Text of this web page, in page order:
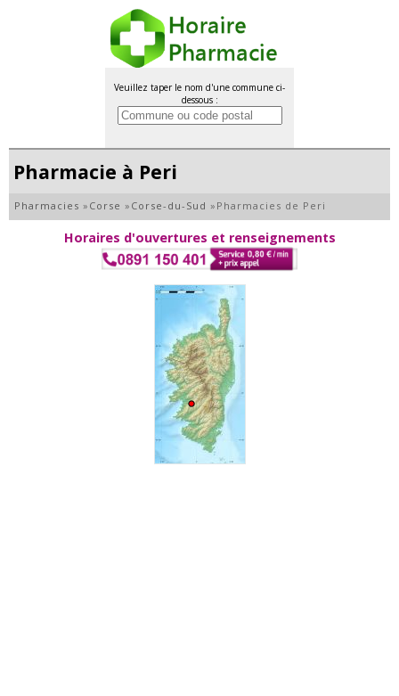
Veuillez taper le nom d'une commune ci-
dessous :
Pharmacie à Peri
Pharmacies » Corse » Corse-du-Sud » Pharmacies de Peri
Horaires d'ouvertures et renseignements